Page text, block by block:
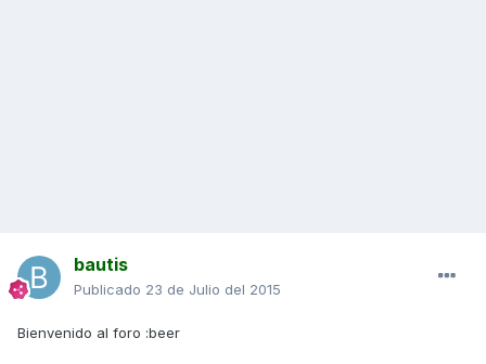
bautis
Publicado 23 de Julio del 2015
Bienvenido al foro :beer